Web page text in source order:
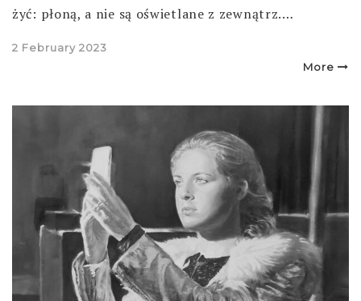
żyć: płoną, a nie są oświetlane z zewnątrz.…
Posted
2 February 2023
More